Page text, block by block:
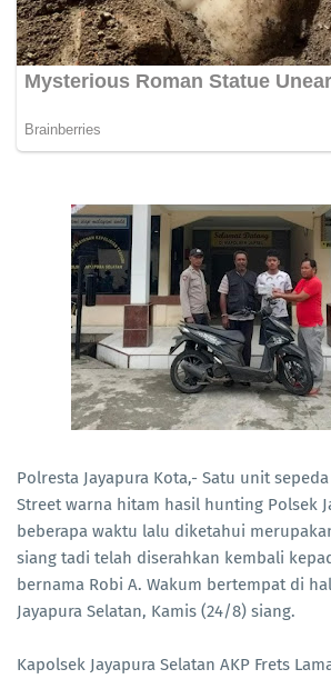
Polresta Jayapura Kota,- Satu unit
Street warna hitam hasil hunting Polsek
beberapa waktu lalu diketahui
siang tadi telah diserahkan kembali
bernama Robi A. Wakum bertempat di
Jayapura Selatan, Kamis (24/8) siang.
Kapolsek Jayapura Selatan AKP Frets